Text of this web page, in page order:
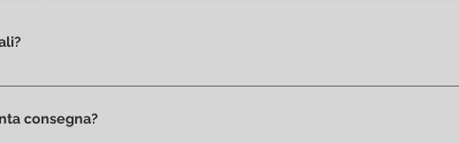
solo prodotti 100% originali.
consegna?